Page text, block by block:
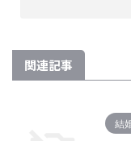
関連記事
結